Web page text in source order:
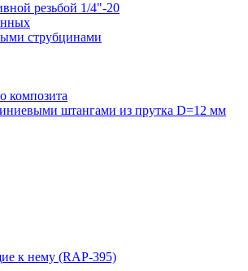
резьбой 1/4"-20
струбцинами
композита
штангами из прутка D=12 мм
к нему (RAP-395)